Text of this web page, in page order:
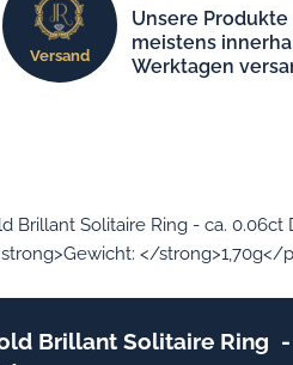
Versand
Unsere
meistens
Werktagen
Brillant Solitaire Ring - ca.
</strong>1,70g</
Brillant Solitaire Ring